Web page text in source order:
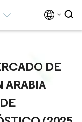
DE
ARABIA